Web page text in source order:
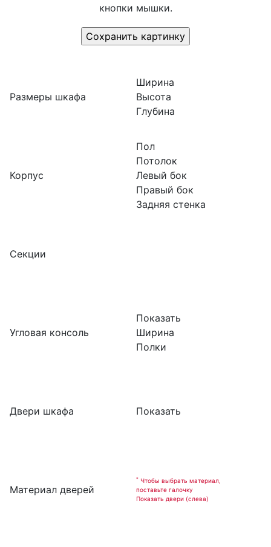
кнопки мышки.
Размеры шкафа
Корпус
Секции
Угловая консоль
Двери шкафа
Материал дверей
Ширина
Высота
Глубина
Пол
Потолок
Левый бок
Правый бок
Задняя стенка
Показать
Ширина
Полки
Показать
* Чтобы выбрать материал,
поставьте галочку
Показать двери (слева)